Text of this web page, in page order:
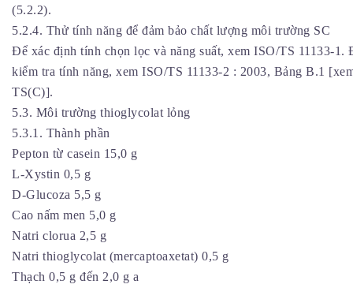
(5.2.2).
5.2.4. Thử tính năng để đảm bảo chất lượng môi trường SC
Để xác định tính chọn lọc và năng suất, xem ISO/TS 11133-1.
kiểm tra tính năng, xem ISO/TS 11133-2 : 2003, Bảng B.1
TS(C)].
5.3. Môi trường thioglycolat lỏng
5.3.1. Thành phần
Pepton từ casein 15,0 g
L-Xystin 0,5 g
D-Glucoza 5,5 g
Cao nấm men 5,0 g
Natri clorua 2,5 g
Natri thioglycolat (mercaptoaxetat) 0,5 g
Thạch 0,5 g đến 2,0 g a